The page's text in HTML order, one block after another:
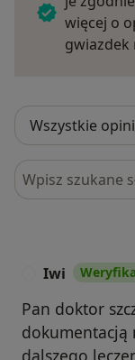
więcej o
gwiazdek
Szukaj w
Iwi
Pan doktor
dokumentacją
dalszego